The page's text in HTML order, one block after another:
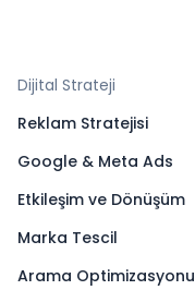
Dijital Strateji
Reklam Stratejisi
Google & Meta Ads
Etkileşim ve Dönüşüm
Marka Tescil
Arama Optimizasyonu